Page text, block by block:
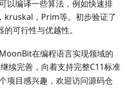
以编译一些算法，例如快速排
kruskal，Prim等。初步验证了
可行性与优越性。
在编程语言实现领域的
续完善，向着支持完整C11标准
项目感兴趣，欢迎访问源码仓